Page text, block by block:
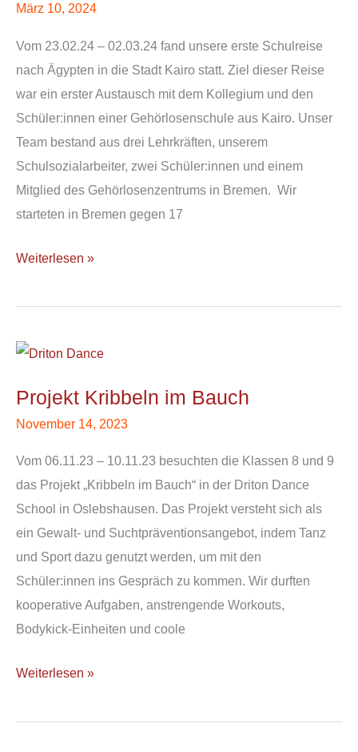
März 10, 2024
Vom 23.02.24 – 02.03.24 fand unsere erste Schulreise
nach Ägypten in die Stadt Kairo statt. Ziel dieser Reise
war ein erster Austausch mit dem Kollegium und den
Schüler:innen einer Gehörlosenschule aus Kairo. Unser
Team bestand aus drei Lehrkräften, unserem
Schulsozialarbeiter, zwei Schüler:innen und einem
Mitglied des Gehörlosenzentrums in Bremen. Wir
starteten in Bremen gegen 17
Weiterlesen »
Projekt Kribbeln im Bauch
November 14, 2023
Vom 06.11.23 – 10.11.23 besuchten die Klassen 8 und 9
das Projekt „Kribbeln im Bauch“ in der Driton Dance
School in Oslebshausen. Das Projekt versteht sich als
ein Gewalt- und Suchtpräventionsangebot, indem Tanz
und Sport dazu genutzt werden, um mit den
Schüler:innen ins Gespräch zu kommen. Wir durften
kooperative Aufgaben, anstrengende Workouts,
Bodykick-Einheiten und coole
Projekt
im
Bauch
Weiterlesen »